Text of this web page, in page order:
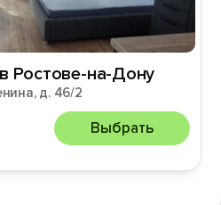
Ростове-на-Дону
д. 46/2
Выбрать